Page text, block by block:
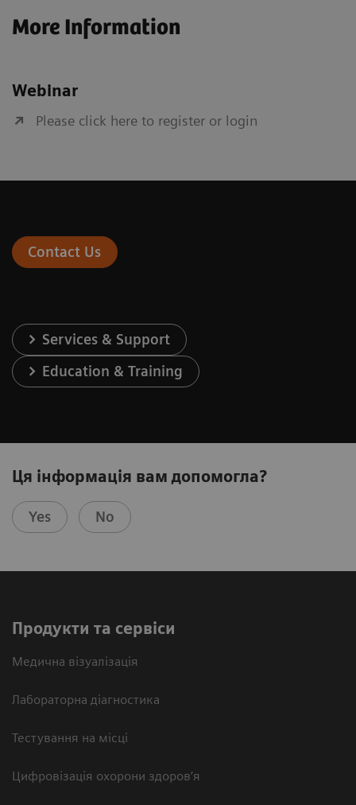
More Information
Webinar
Please click here to register or login
Contact Us
Services & Support
Education & Training
Ця інформація вам допомогла?
Yes No
Продукти та сервіси
Медична візуалізація
Лабораторна діагностика
Тестування на місці
Цифровізація охорони здоров’я